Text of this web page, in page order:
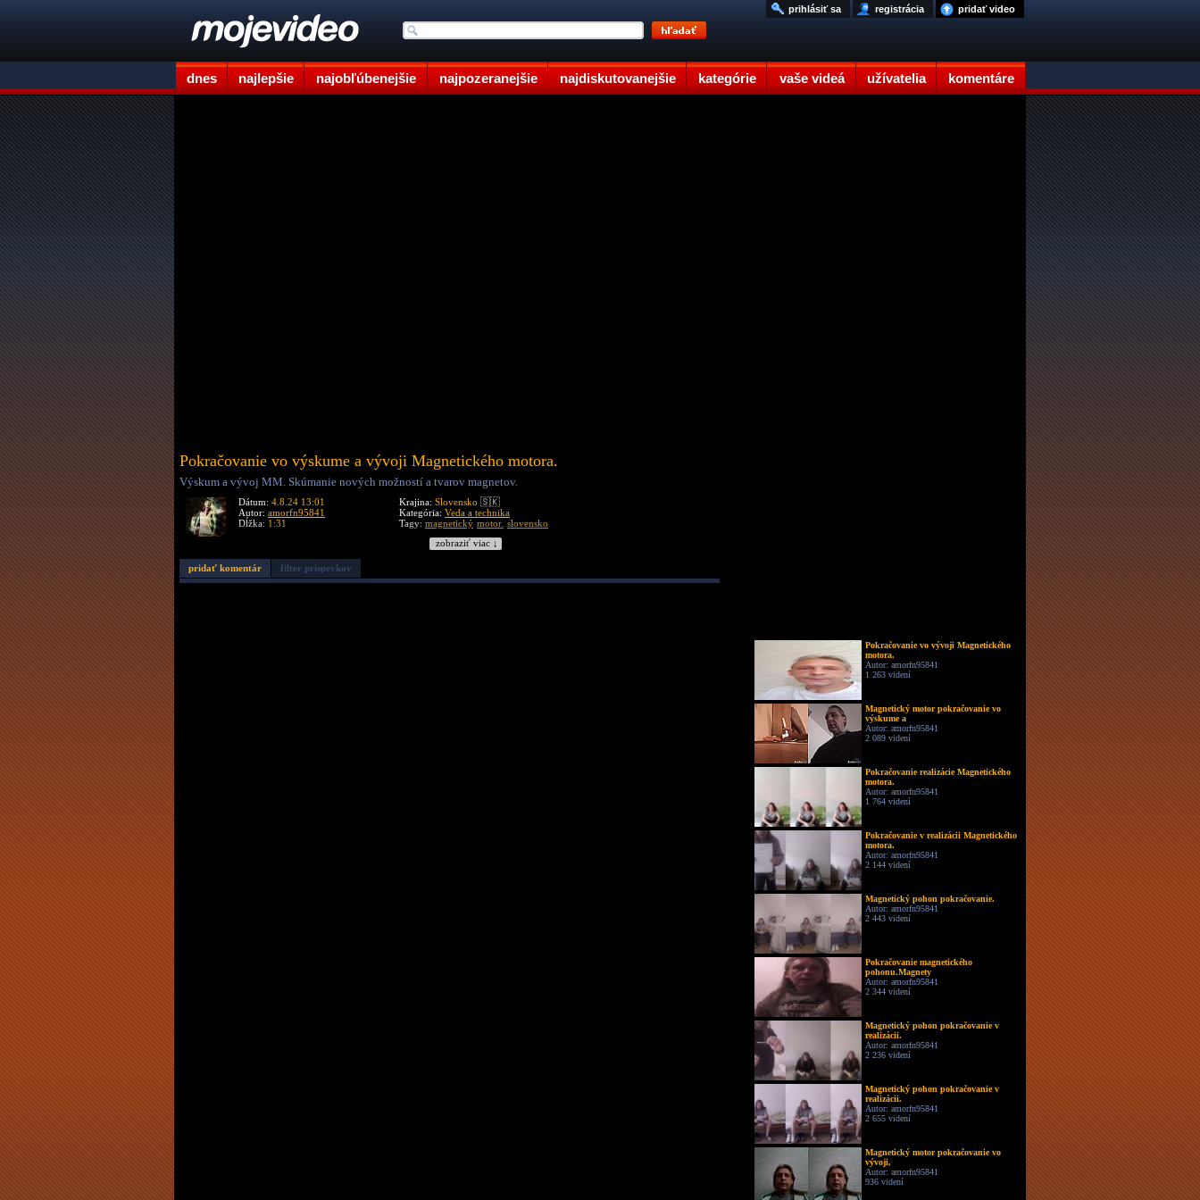
dnes najlepšie najobľúbenejšie najpozeranejšie najdiskutovanejšie kategórie vaše videá užívatelia komentáre
pridať video
registrácia
prihlásiť sa
Pokračovanie vo výskume a vývoji Magnetického motora.
Výskum a vývoj MM. Skúmanie nových možností a tvarov magnetov.
Dátum: 4.8.24 13:01
Autor: amorfn95841
Dĺžka: 1:31
Krajina: Slovensko 🇸🇰
Kategória: Veda a technika
Tagy: magnetický motor. slovensko
zobraziť viac ↓
pridať komentár filter príspevkov
Pokračovanie vo vývoji Magnetického
motora.
Autor: amorfn95841
1 263 videní
Magnetický motor pokračovanie vo
výskume a
Autor: amorfn95841
2 089 videní
Pokračovanie realizácie Magnetického
motora.
Autor: amorfn95841
1 764 videní
Pokračovanie v realizácii Magnetického
motora.
Autor: amorfn95841
2 144 videní
Magnetický pohon pokračovanie.
Autor: amorfn95841
2 443 videní
Pokračovanie magnetického
pohonu.Magnety
Autor: amorfn95841
2 344 videní
Magnetický pohon pokračovanie v
realizácii.
Autor: amorfn95841
2 236 videní
Magnetický pohon pokračovanie v
realizácii.
Autor: amorfn95841
2 655 videní
Magnetický motor pokračovanie vo
vývoji,
Autor: amorfn95841
936 videní